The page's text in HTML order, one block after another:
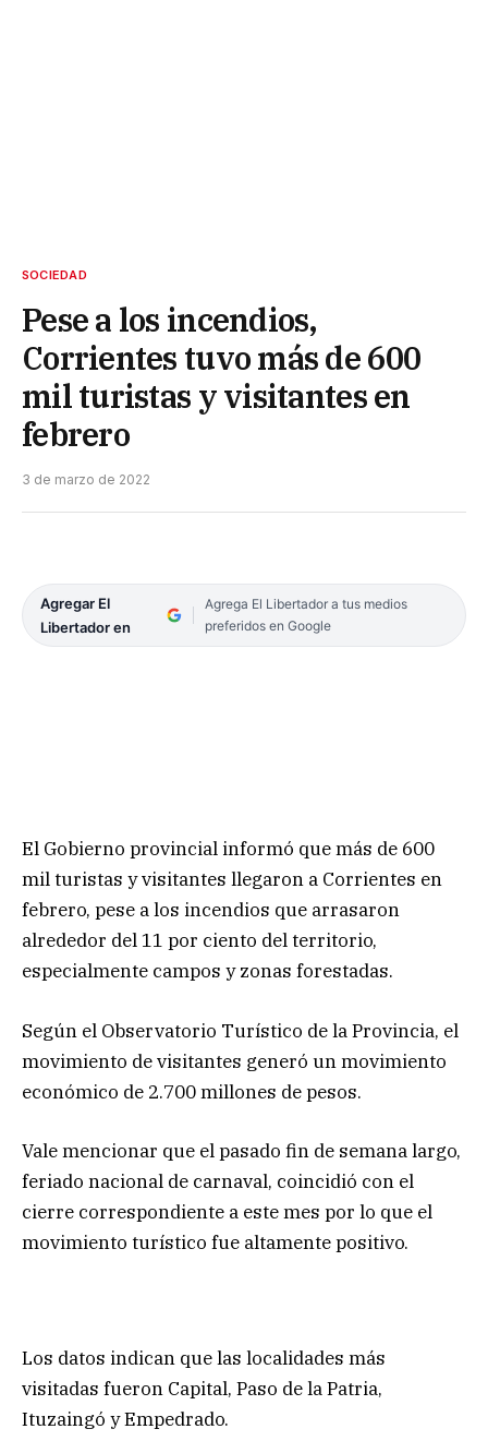
SOCIEDAD
Pese a los incendios,
Corrientes tuvo más de 600
mil turistas y visitantes en
febrero
3 de marzo de 2022
Agregar El
Libertador en
Agrega El Libertador a tus medios
preferidos en Google
El Gobierno provincial informó que más de 600
mil turistas y visitantes llegaron a Corrientes en
febrero, pese a los incendios que arrasaron
alrededor del 11 por ciento del territorio,
especialmente campos y zonas forestadas.
Según el Observatorio Turístico de la Provincia, el
movimiento de visitantes generó un movimiento
económico de 2.700 millones de pesos.
Vale mencionar que el pasado fin de semana largo,
feriado nacional de carnaval, coincidió con el
cierre correspondiente a este mes por lo que el
movimiento turístico fue altamente positivo.
Los datos indican que las localidades más
visitadas fueron Capital, Paso de la Patria,
Ituzaingó y Empedrado.